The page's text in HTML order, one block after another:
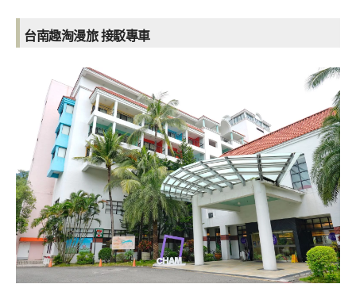
台南趣淘漫旅 接駁專車